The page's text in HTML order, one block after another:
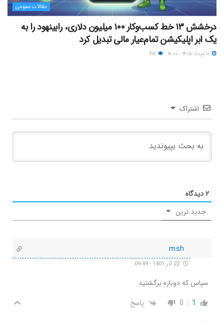
مقالات عمومی
درخشش ۱۳ خط کسب‌وکار ۱۰۰ میلیون دلاری، رابینهود را به
یک ابر اپلیکیشن تمام‌عیار مالی تبدیل کرد
اشتراک
۲دیدگاه
جدید ترین
msh
22 آذر 1401 - 09:49
سپاس که دوباره برگشتید
1
0 پاسخ